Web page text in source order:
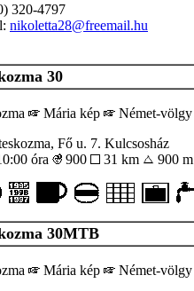
320-4797
nikoletta28@freemail.hu
30
Mária kép Német-völgy
Fő u. 7. Kulcsosház
óra
900 31 km 900 m
30MTB
Mária kép Német-völgy